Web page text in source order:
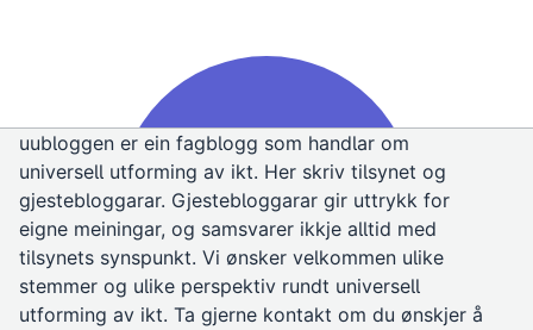
uubloggen er ein fagblogg som handlar om
universell utforming av ikt. Her skriv tilsynet og
gjestebloggarar. Gjestebloggarar gir uttrykk for
eigne meiningar, og samsvarer ikkje alltid med
tilsynets synspunkt. Vi ønsker velkommen ulike
stemmer og ulike perspektiv rundt universell
utforming av ikt. Ta gjerne kontakt om du ønskjer å